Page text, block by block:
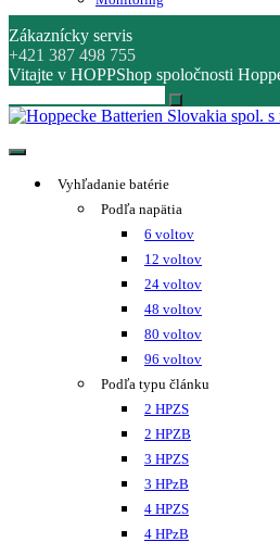
Zákaznícky servis
+421 387 498 755
Vitajte v HOPPShop spoločnosti
Hoppecke Batterien Slovakia spol. s r.o.
Online B2B konfigurátor HOPPECKE
Vyhľadanie batérie
Podľa napätia
6 voltov
12 voltov
24 voltov
48 voltov
80 voltov
96 voltov
Podľa typu článku
2 HPZS
2 HPZB
3 HPZS
3 HPzB
4 HPZS
4 HPzB